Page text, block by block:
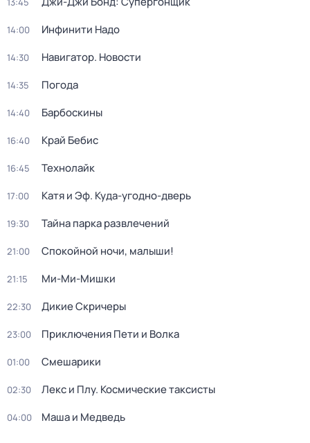
14:00 Инфинити Надо
14:30 Навигатор. Новости
14:35 Погода
14:40 Барбоскины
16:40 Край Бебис
16:45 Технолайк
17:00 Катя и Эф. Куда-угодно-дверь
19:30 Тайна парка развлечений
21:00 Спокойной ночи, малыши!
21:15 Ми-Ми-Мишки
22:30 Дикие Скричеры
23:00 Приключения Пети и Волка
01:00 Смешарики
02:30 Лекс и Плу. Космические таксисты
04:00 Маша и Медведь